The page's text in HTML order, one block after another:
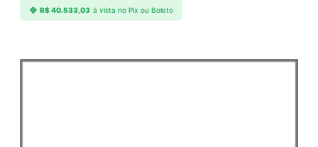
R$40.533,03 à vista no Pix ou Boleto